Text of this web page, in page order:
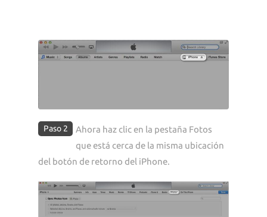
Paso 2
Ahora haz clic en la pestaña Fotos
que está cerca de la misma ubicación
del botón de retorno del iPhone.